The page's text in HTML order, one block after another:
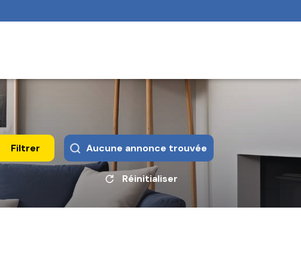
Filtrer Aucune annonce trouvée
Réinitialiser